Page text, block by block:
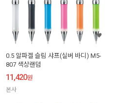
0.5 알파겔 슬림 샤프(실버 바디) M5-
807 색상랜덤
11,420원
본사